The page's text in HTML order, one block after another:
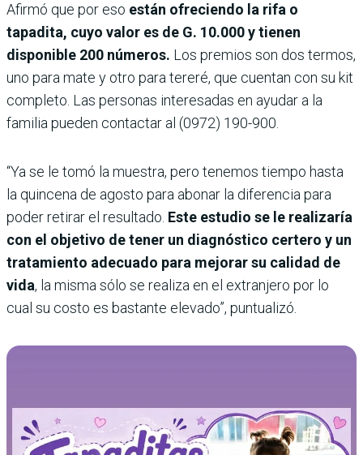
Afirmó que por eso están ofreciendo la rifa o
tapadita, cuyo valor es de G. 10.000 y tienen
disponible 200 números. Los premios son dos termos,
uno para mate y otro para tereré, que cuentan con su kit
completo. Las personas interesadas en ayudar a la
familia pueden contactar al (0972) 190-900.
“Ya se le tomó la muestra, pero tenemos tiempo hasta
la quincena de agosto para abonar la diferencia para
poder retirar el resultado. Este estudio se le realizaría
con el objetivo de tener un diagnóstico certero y un
tratamiento adecuado para mejorar su calidad de
vida, la misma sólo se realiza en el extranjero por lo
cual su costo es bastante elevado”, puntualizó.